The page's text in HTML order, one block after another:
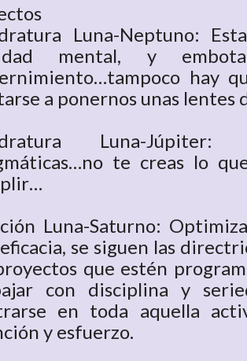
Luna-Neptuno:
mental, y
hay
a ponernos unas lentes
Luna-Júpiter:
te creas lo
Luna-Saturno:
se siguen las
que estén
con disciplina y
en toda aquella
y esfuerzo.